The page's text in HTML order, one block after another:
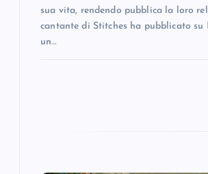
sua vita, rendendo pubblica la loro
cantante di Stitches ha pubblicato su
un…